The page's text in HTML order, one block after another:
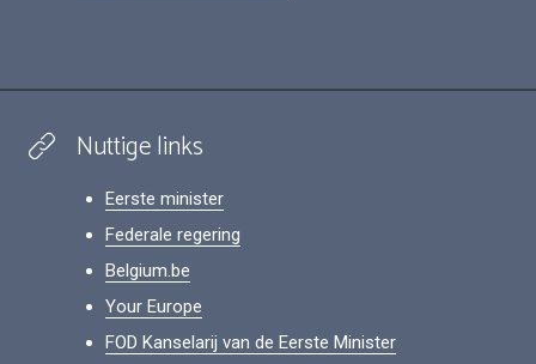
Nuttige links
Eerste minister
Federale regering
Belgium.be
Your Europe
FOD Kanselarij van de Eerste Minister